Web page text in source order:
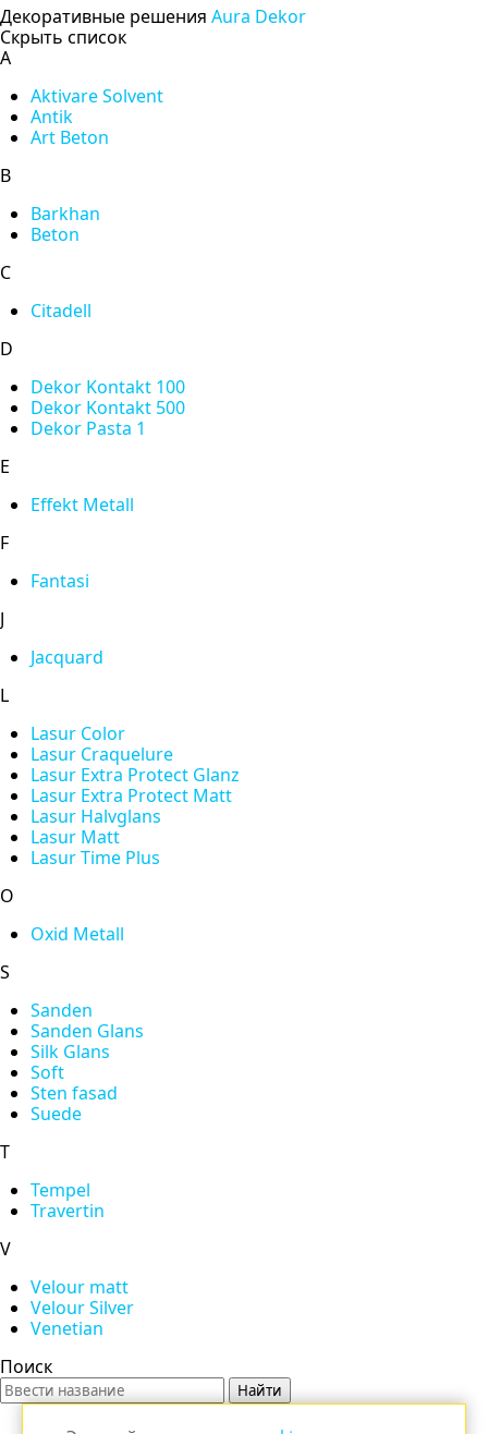
Декоративные решения Aura Dekor
Скрыть список
A
Aktivare Solvent
Antik
Art Beton
B
Barkhan
Beton
C
Citadell
D
Dekor Kontakt 100
Dekor Kontakt 500
Dekor Pasta 1
E
Effekt Metall
F
Fantasi
J
Jacquard
L
Lasur Color
Lasur Craquelure
Lasur Extra Protect Glanz
Lasur Extra Protect Matt
Lasur Halvglans
Lasur Matt
Lasur Time Plus
O
Oxid Metall
S
Sanden
Sanden Glans
Silk Glans
Soft
Sten fasad
Suede
T
Tempel
Travertin
V
Velour matt
Velour Silver
Venetian
Поиск